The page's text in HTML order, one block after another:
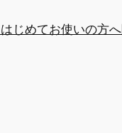
はじめてお使いの方へ